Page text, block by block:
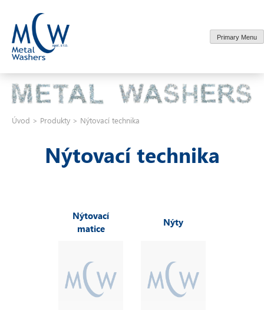
content
Primary Menu
Úvod > Produkty > Nýtovací technika
Nýtovací technika
Nýtovací
matice
Nýty